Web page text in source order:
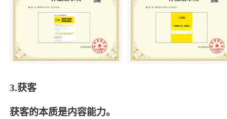
3.获客
获客的本质是内容能力。